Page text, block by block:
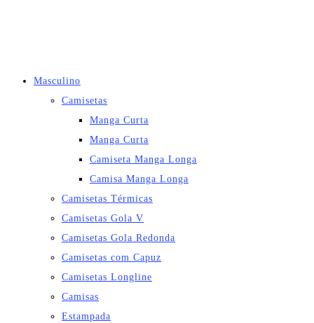
Masculino
Camisetas
Manga Curta
Manga Curta
Camiseta Manga Longa
Camisa Manga Longa
Camisetas Térmicas
Camisetas Gola V
Camisetas Gola Redonda
Camisetas com Capuz
Camisetas Longline
Camisas
Estampada